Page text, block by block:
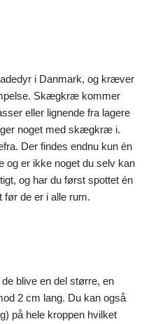
i Danmark, og kræver
Skægkræ kommer
eller lignende fra lagere
noget med skægkræ i.
Der findes endnu kun én
er ikke noget du selv kan
og har du først spottet én
de er i alle rum.
blive en del større, en
2 cm lang. Du kan også
på hele kroppen hvilket